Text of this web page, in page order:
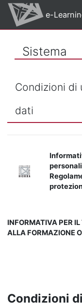
Vai al contenuto
e-
Sistema
Condizioni di
dati
personali
INFORMATIVA PER
ALLA FORMAZIONE
Condizioni